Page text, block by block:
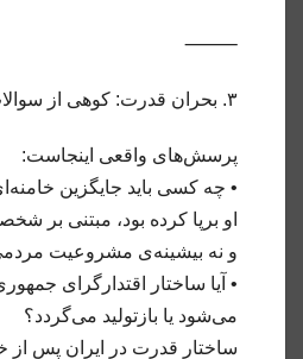
⸻
۳. بحران قدرت: کوهی از سوالات بی‌پاسخ
پرسش‌های واقعی اینجاست:
• چه کسی باید جایگزین
او برپا کرده بود، مبتنی بر
و نه بیشینه‌ی مشروعیت
• آیا ساختار اقتدارگرای
می‌شود یا بازتولید می‌گردد؟
ساختار قدرت در ایران پس از